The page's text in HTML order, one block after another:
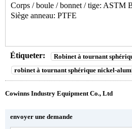
Corps / boule / bonnet / tige: ASTM
Siège anneau: PTFE
Étiqueter:
Robinet à tournant
robinet à tournant sphérique nickel-
Cowinns Industry Equipment Co., Ltd
envoyer une demande